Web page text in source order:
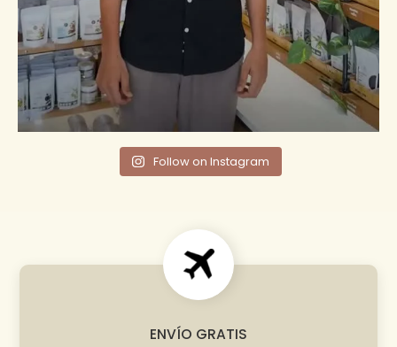
Follow on Instagram
ENVÍO GRATIS